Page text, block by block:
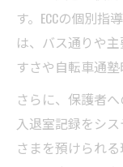
す。ECCの個別指
は、バス通りや
すさや自転車通
さらに、保護者
入退室記録をシ
さまを預けられ